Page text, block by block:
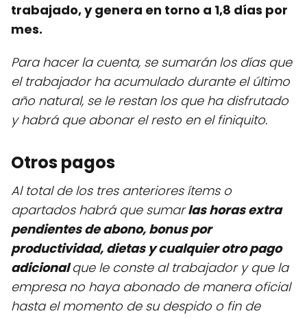
trabajado, y genera en torno a 1,8 días por
mes.
Para hacer la cuenta, se sumarán los días que
el trabajador ha acumulado durante el último
año natural, se le restan los que ha disfrutado
y habrá que abonar el resto en el finiquito.
Otros pagos
Al total de los tres anteriores ítems o
apartados habrá que sumarlas horas extra
pendientes de abono, bonus por
productividad, dietas y cualquier otro pago
adicionalque le conste al trabajador y que la
empresa no haya abonado de manera oficial
hasta el momento de su despido o fin de